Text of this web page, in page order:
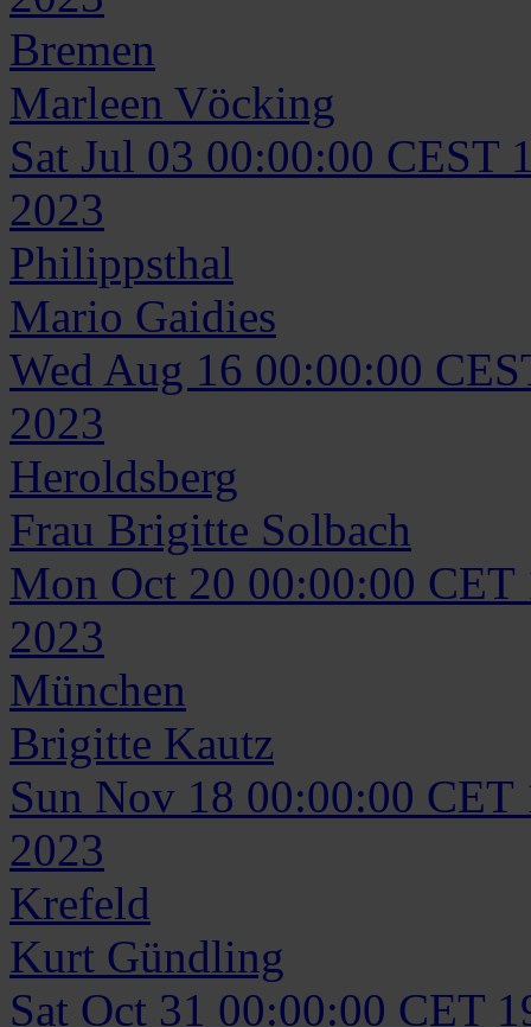
Bremen
Marleen Vöcking
Sat Jul 03 00:00:00 CEST
2023
Philippsthal
Mario Gaidies
Wed Aug 16 00:00:00
2023
Heroldsberg
Frau Brigitte Solbach
Mon Oct 20 00:00:00 CET
2023
München
Brigitte Kautz
Sun Nov 18 00:00:00 CET
2023
Krefeld
Kurt Gündling
Sat Oct 31 00:00:00 CET